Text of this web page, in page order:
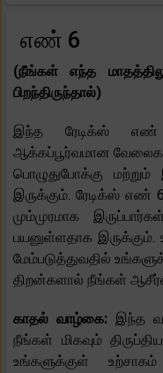
எண் 6
(நீங்கள் எந்த
பிறந்திருந்தால்)
இந்த ரேடிக்ஸ்
ஆக்கப்பூர்வமான
பொழுதுபோக்கு
இருக்கும். ரேடிக்ஸ்
மும்முரமாக
பயனுள்ளதாக
மேம்படுத்துவதில்
திறன்களால் நீங்கள்
காதல் வாழ்கை: இந்த
நீங்கள் மிகவும்
உங்களுக்குள்